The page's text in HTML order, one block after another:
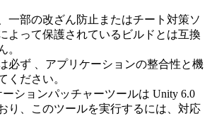
一部の改ざん防止またはチート対策ソ
よって保護されているビルドとは互換
。
必ず 、アプリケーションの整合性と機
ください。
ションパッチャーツールは Unity 6.0
り、このツールを実行するには、対応